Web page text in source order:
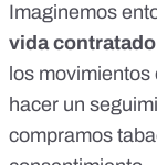
Imaginemos
vida contratado
los
hacer un
compramos